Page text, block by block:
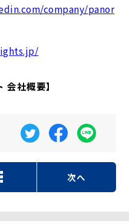
company/panor
会社概要】
次へ